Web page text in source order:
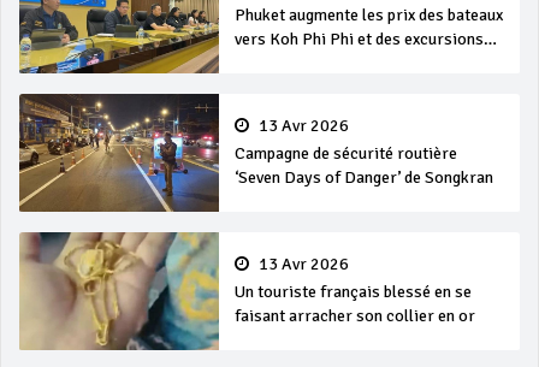
Phuket augmente les prix des bateaux
vers Koh Phi Phi et des excursions
13 Avr 2026
Campagne de sécurité routière
‘Seven Days of Danger’ de Songkran
13 Avr 2026
Un touriste français blessé en se
faisant arracher son collier en or